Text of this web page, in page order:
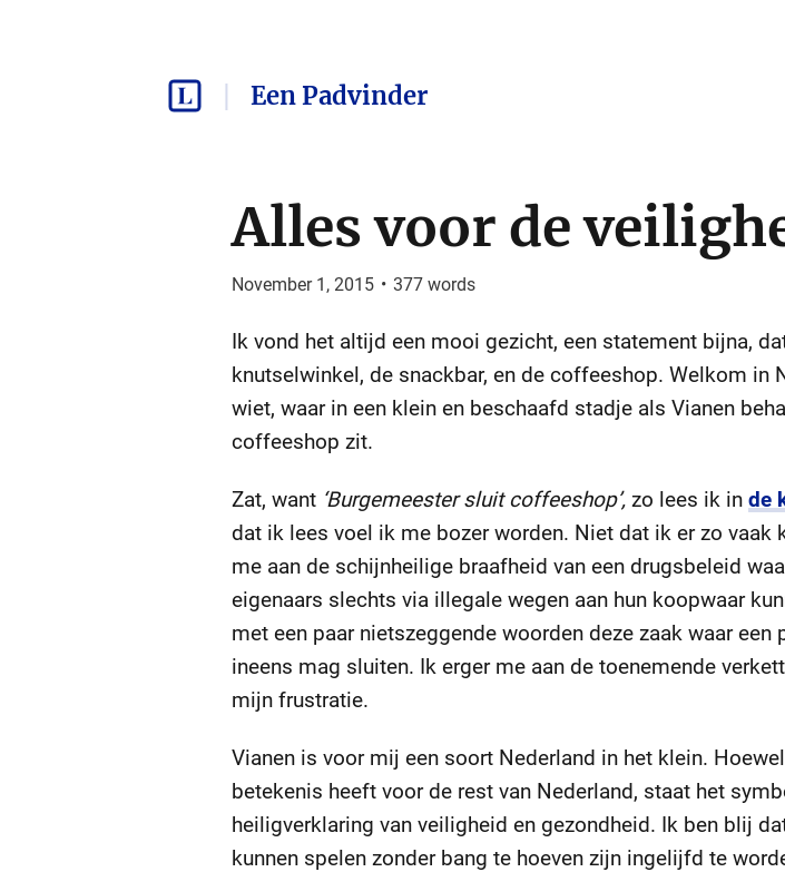
Een Padvinder
Alles voor de
November 1, 2015 • 377words
Ik vond het altijd een mooi gezicht, een statement bijna,
knutselwinkel, de snackbar, en de coffeeshop. Welkom in
wiet, waar in een klein en beschaafd stadje als Vianen
coffeeshop zit.
Zat, want ‘Burgemeester sluit coffeeshop’,zo lees ik in de
dat ik lees voel ik me bozer worden. Niet dat ik er zo
me aan de schijnheilige braafheid van een drugsbeleid
eigenaars slechts via illegale wegen aan hun koopwaar
met een paar nietszeggende woorden deze zaak waar
ineens mag sluiten. Ik erger me aan de toenemende
mijn frustratie.
Vianen is voor mij een soort Nederland in het klein.
betekenis heeft voor de rest van Nederland, staat het
heiligverklaring van veiligheid en gezondheid. Ik ben blij
kunnen spelen zonder bang te hoeven zijn ingelijfd te